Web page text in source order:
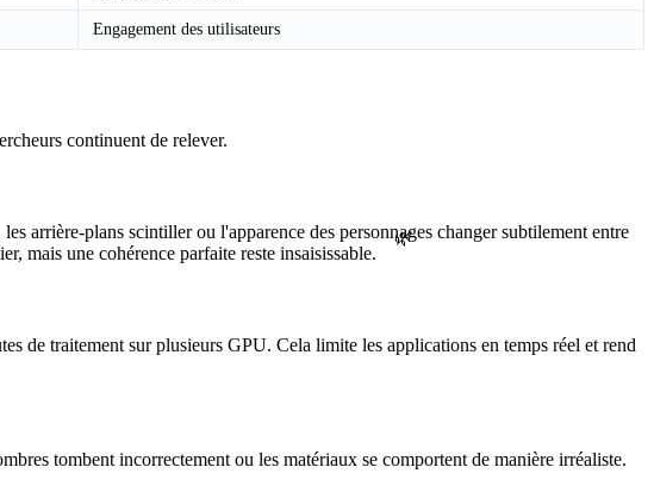
🌿
Engagement des utilisateurs
continuent de relever.
arrière-plans scintiller ou l'apparence des personnages changer subtilement entre
mais une cohérence parfaite reste insaisissable.
de traitement sur plusieurs GPU. Cela limite les applications en temps réel et rend
tombent incorrectement ou les matériaux se comportent de manière irréaliste.